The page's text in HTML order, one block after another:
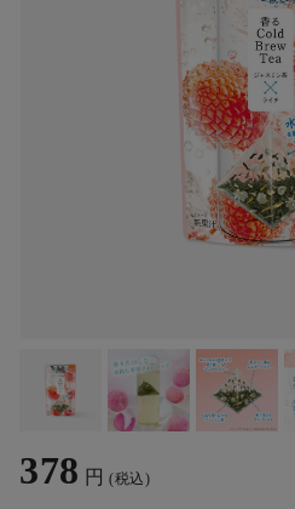
378 円 (税込)